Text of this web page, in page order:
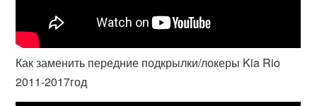
Как заменить передние подкрылки/локеры Kia Rio
2011-2017год